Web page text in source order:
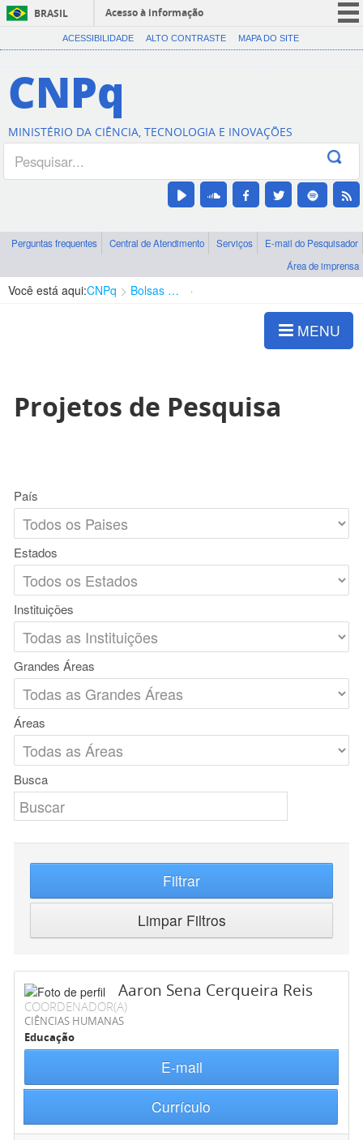
BRASIL
Acesso à informação
CORONAVÍRUS (COVID-19)
Canais
ACESSIBILIDADE ALTO CONTRASTE MAPA DO SITE
CNPq
MINISTÉRIO DA CIÊNCIA, TECNOLOGIA E INOVAÇÕES
Perguntas frequentes Central de Atendimento Serviços
E-mail do Pesquisador
Área de imprensa
Você está aqui:CNPq Bolsas e Auxílios Vigentes
MENU
Projetos de Pesquisa
País
Estados
Instituições
Grandes Áreas
Áreas
Busca
Filtrar
Limpar Filtros
Aaron Sena Cerqueira Reis
COORDENADOR(A)
CIÊNCIAS HUMANAS
Educação
E-mail
Currículo